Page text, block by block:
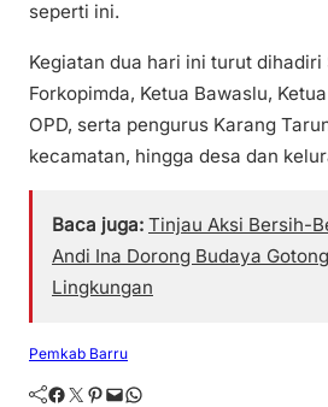
seperti ini.
Kegiatan dua hari ini turut dihadiri
Forkopimda, Ketua Bawaslu,
OPD, serta pengurus Karang
kecamatan, hingga desa dan
Baca juga: Tinjau Aksi Bersih-
Andi Ina Dorong Budaya
Lingkungan
Pemkab Barru
Facebook Twitter Pinterest Mail WhatsApp